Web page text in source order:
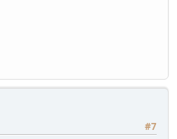
#7